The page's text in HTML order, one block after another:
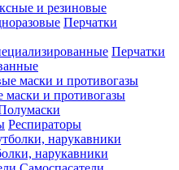
и резиновые
Перчатки
Перчатки
и противогазы
Респираторы
нарукавники